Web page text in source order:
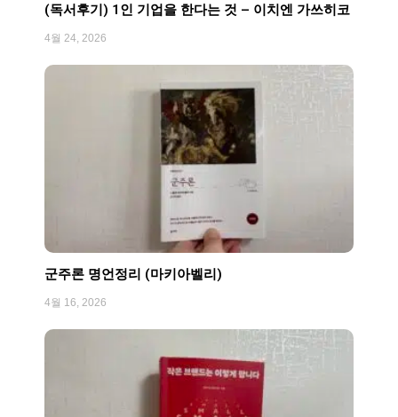
(독서후기) 1인 기업을 한다는 것 – 이치엔 가쓰히코
4월 24, 2026
군주론 명언정리 (마키아벨리)
4월 16, 2026